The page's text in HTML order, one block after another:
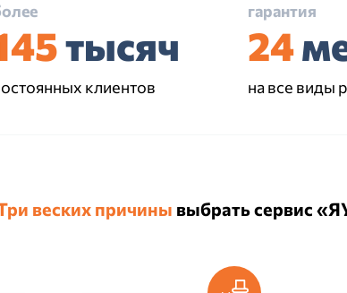
тысяч
клиентов
гарантия
24
на все виды
веских причины выбрать сервис